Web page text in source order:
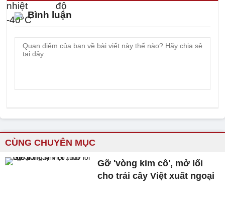
Bình luận
CÙNG CHUYÊN MỤC
Gỡ 'vòng kim cô', mở lối
cho trái cây Việt xuất ngoại